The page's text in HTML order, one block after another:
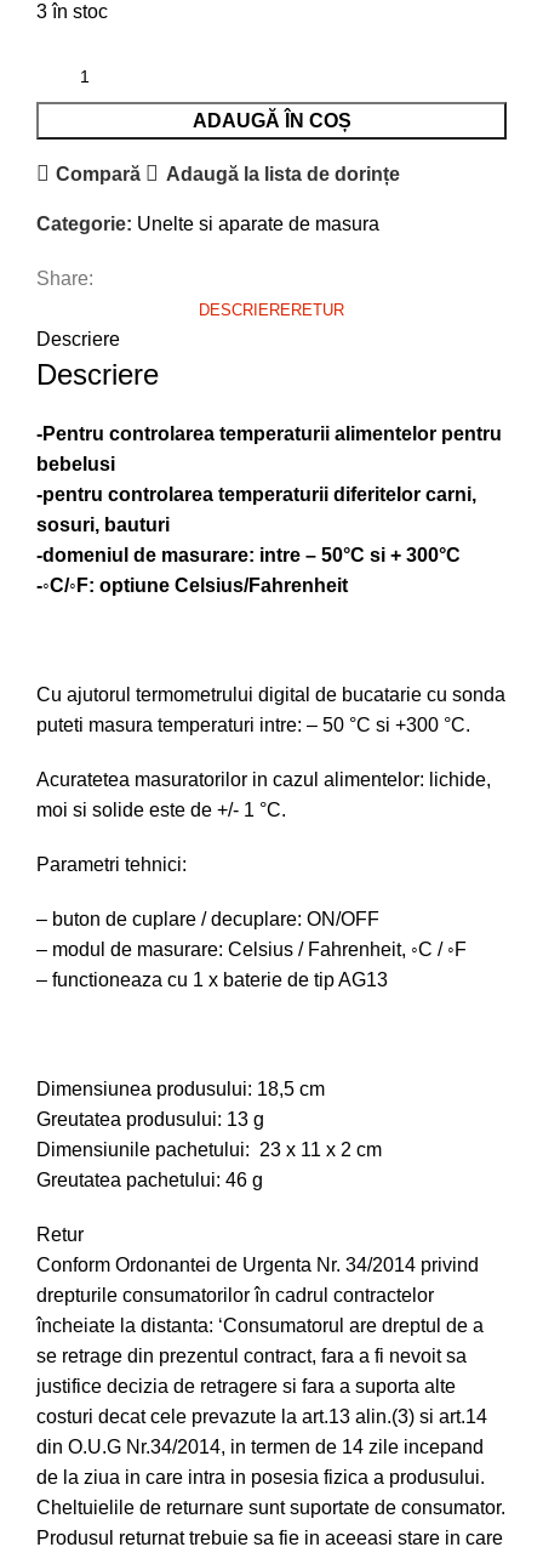
3 în stoc
ADAUGĂ ÎN COȘ
Compară Adaugă la lista de dorințe
Categorie: Unelte si aparate de masura
Share:
DESCRIERERETUR
Descriere
Descriere
-Pentru controlarea temperaturii alimentelor pentru
bebelusi
-pentru controlarea temperaturii diferitelor carni,
sosuri, bauturi
-domeniul de masurare: intre – 50°C si + 300°C
-◦C/◦F: optiune Celsius/Fahrenheit
Cu ajutorul termometrului digital de bucatarie cu sonda
puteti masura temperaturi intre: – 50 °C si +300 °C.
Acuratetea masuratorilor in cazul alimentelor: lichide,
moi si solide este de +/- 1 °C.
Parametri tehnici:
– buton de cuplare / decuplare: ON/OFF
– modul de masurare: Celsius / Fahrenheit, ◦C / ◦F
– functioneaza cu 1 x baterie de tip AG13
Dimensiunea produsului: 18,5 cm
Greutatea produsului: 13 g
Dimensiunile pachetului: 23 x 11 x 2 cm
Greutatea pachetului: 46 g
Retur
Conform Ordonantei de Urgenta Nr. 34/2014 privind
drepturile consumatorilor în cadrul contractelor
încheiate la distanta: ‘Consumatorul are dreptul de a
se retrage din prezentul contract, fara a fi nevoit sa
justifice decizia de retragere si fara a suporta alte
costuri decat cele prevazute la art.13 alin.(3) si art.14
din O.U.G Nr.34/2014, in termen de 14 zile incepand
de la ziua in care intra in posesia fizica a produsului.
Cheltuielile de returnare sunt suportate de consumator.
Produsul returnat trebuie sa fie in aceeasi stare in care